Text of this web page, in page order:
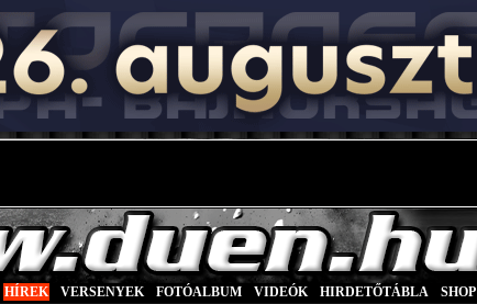
HÍREK VERSENYEK FOTÓALBUM VIDEÓK HIRDETŐTÁBLA SHOP